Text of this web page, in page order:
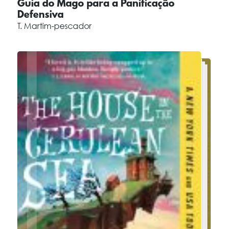
Guia do Mago para a Panificação
Defensiva
T. Martim-pescador